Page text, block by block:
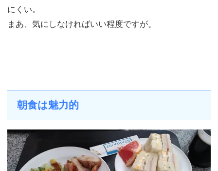
にくい。
まあ、気にしなければいい程度ですが。
朝食は魅力的